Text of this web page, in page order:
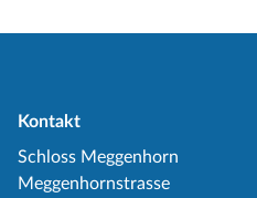
Kontakt
Schloss Meggenhorn
Meggenhornstrasse